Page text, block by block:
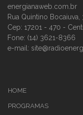
energianaweb.com.br
Rua Quintino Bocaiuva,
Cep: 17201 - 470 -
Fone: (14) 3621-8366
e-mail:
HOME
PROGRAMAS